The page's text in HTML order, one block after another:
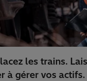
les trains.
à gérer vos actifs.